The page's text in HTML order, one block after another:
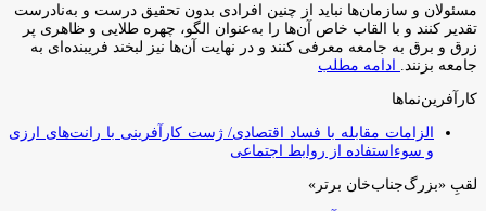
مسئولان و سازمان‌ها نباید از چنین افرادی بدون تحقیق درست و به‌نادرست
تقدیر کنند و با القاب خاص آ‌ن‌ها را به‌عنوان الگو، چهره طلایی و ظاهری پر
زرق و برق به جامعه معرفی کنند و در نهایت آن‌ها نیز لبخند فریبنده‌ای به
جامعه بزنند.
ادامه مطلب
کارآفرین‌نماها
الزامات مقابله با فساد اقتصادی/ ژست کارآفرینی با رانت‌های ارزی
و سوءاستفاده از روابط اجتماعی
لقبِ «بزرگ‌جناب‌خان برتر»